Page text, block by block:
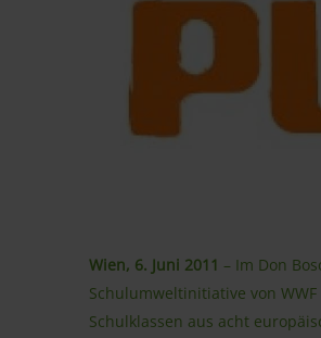
Wien, 6. Juni 2011 – Im Don
Schulumweltinitiative von
Schulklassen aus acht